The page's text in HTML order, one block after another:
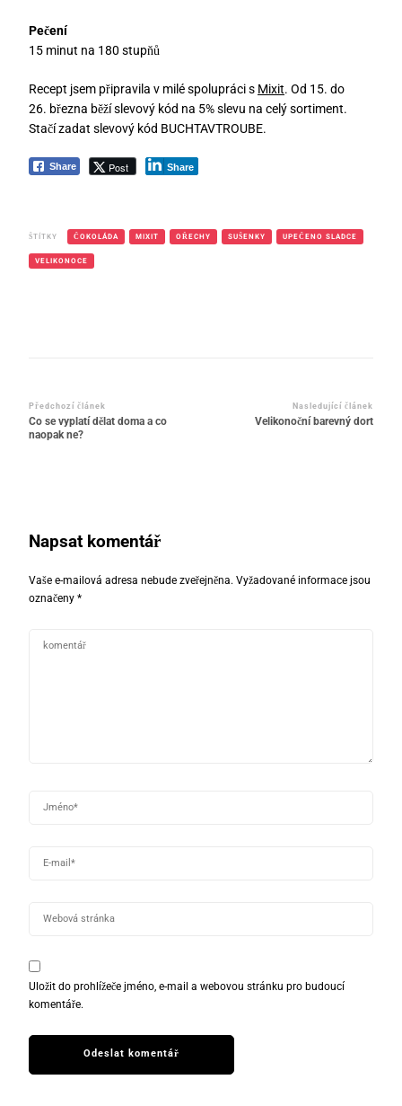
Pečení
15 minut na 180 stupňů
Recept jsem připravila v milé spolupráci s Mixit. Od 15. do
26. března běží slevový kód na 5% slevu na celý sortiment.
Stačí zadat slevový kód BUCHTAVTROUBE.
Share Post Share
ŠTÍTKY ČOKOLÁDA MIXIT OŘECHY SUŠENKY UPEČENO SLADCE
VELIKONOCE
Navigace
příspěvku
Předchozí článek
Co se vyplatí dělat doma a co
naopak ne?
Nasledující článek
Velikonoční barevný dort
Napsat komentář
Vaše e-mailová adresa nebude zveřejněna. Vyžadované informace jsou
označeny *
Uložit do prohlížeče jméno, e-mail a webovou stránku pro budoucí
komentáře.